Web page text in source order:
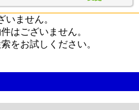
いません。
はございません。
をお試しください。